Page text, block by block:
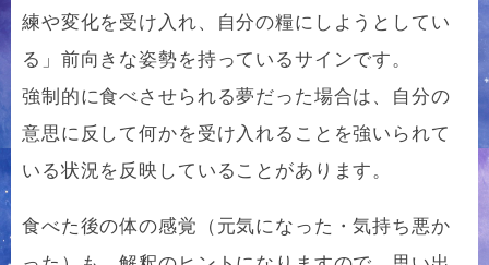
練や変化を受け入れ、自分の糧にしようとしてい
る」前向きな姿勢を持っているサインです。
強制的に食べさせられる夢だった場合は、自分の
意思に反して何かを受け入れることを強いられて
いる状況を反映していることがあります。
食べた後の体の感覚（元気になった・気持ち悪か